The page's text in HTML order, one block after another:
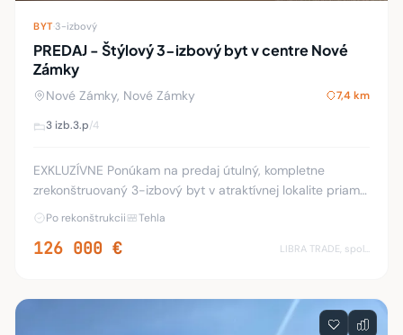
BYT·3-izbový
PREDAJ - Štýlový 3-izbový byt v centre Nové
Zámky
Nové Zámky, Nové Zámky 7,4 km
3 izb.3.p/4
EXKLUZÍVNE Ponúkam na predaj útulný, kompletne
zrekonštruovaný 3-izbový byt v atraktívnej lokalite priamo
v centre Nové Zámky. Byt s rozlohou 60m2 prešiel
Po rekonštrukcii Tehla
126 000 € LIBRA TRADE, spol.s.r.o.